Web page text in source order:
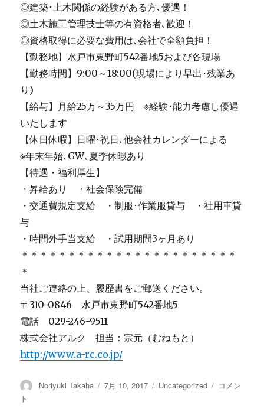
◎建築･土木関係の経験がある方､優遇！
◎土木施工管理技士等の有資格者､歓迎！
◎資格取得に必要な費用は､会社で全額負担！
【勤務地】水戸市東野町542番地5および各現場
【勤務時間】9:00～18:00(現場により早出･残業あ
り)
【給与】月給25万～35万円 ※経験･能力考慮し優遇
いたします
【休日休暇】日曜･祝日､他会社カレンダーによる
※年末年始､GW､夏季休暇あり
【待遇・福利厚生】
・昇給あり ・社会保険完備
・交通費規定支給 ・制服･作業服貸与 ・社用車貸
与
・時間外手当支給 ・試用期間3ヶ月あり
＊＊＊＊＊＊＊＊＊＊＊＊＊＊＊＊＊＊＊＊＊＊＊
＊
当社ご連絡の上、履歴書をご郵送ください。
〒310-0846 水戸市東野町542番地5
電話 029-246-9511
株式会社アルク 担当：宗元（むねもと）
http://www.a-rc.co.jp/
投
Noriyuki Takaha
投
7月 10, 2017
カ
Uncategorized
豪
コメン
ト